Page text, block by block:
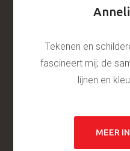
Tekenen en
fascineert mij; de
lijnen en
MEER